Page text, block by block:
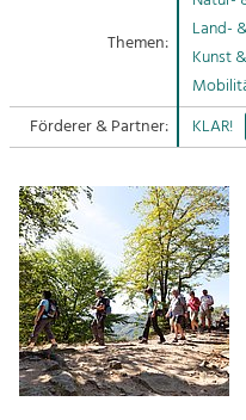
Impressum
Kontakt
Land- &
Bewirtschaftung und
Kulturlandschaft.
Angebotsentwicklung und
Positionierung.
Kunst & Kultur
Handwerk, Wissenschaft
Soziales,
Themen:
Land-
Kunst
Förderer & Partner:
KLAR!